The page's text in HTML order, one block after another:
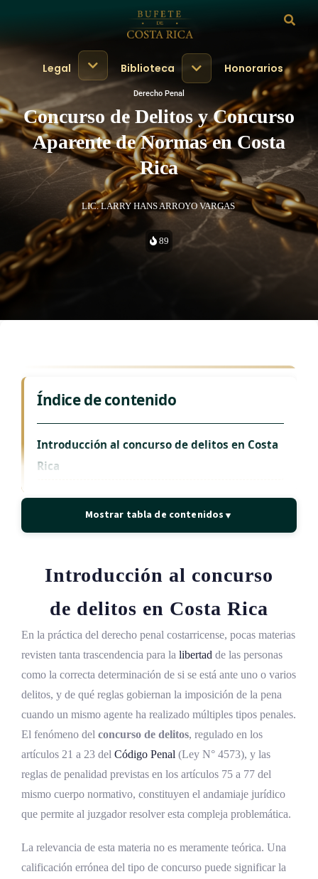
Legal Biblioteca Honorarios
Derecho Penal
Concurso de Delitos y Concurso
Aparente de Normas en Costa
Rica
LIC. LARRY HANS ARROYO VARGAS
89
Índice de contenido
Introducción al concurso de delitos en Costa
Rica
Marco teórico-conceptual del concurso de
Conceptos fundamentales para comprender
Desarrollo histórico del concurso de delitos
en la legislación costarricense
Marco normativo del concurso de delitos en
Costa Rica
Instrumentos internacionales aplicables
Disposiciones constitucionales
Definiciones en el Código Penal: artículos 21,
Disposiciones procesales conexas
Mostrar tabla de contenidos▼
Introducción al concurso
de delitos en Costa Rica
En la práctica del derecho penal costarricense, pocas materias
revisten tanta trascendencia para la libertad de las personas
como la correcta determinación de si se está ante uno o varios
delitos, y de qué reglas gobiernan la imposición de la pena
cuando un mismo agente ha realizado múltiples tipos penales.
El fenómeno del concurso de delitos, regulado en los
artículos 21 a 23 del Código Penal (Ley N° 4573), y las
reglas de penalidad previstas en los artículos 75 a 77 del
mismo cuerpo normativo, constituyen el andamiaje jurídico
que permite al juzgador resolver esta compleja problemática.
La relevancia de esta materia no es meramente teórica. Una
calificación errónea del tipo de concurso puede significar la